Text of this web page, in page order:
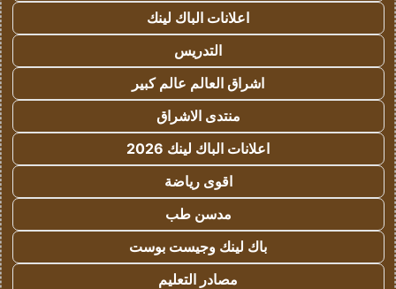
اعلانات الباك لينك
التدريس
اشراق العالم عالم كبير
منتدى الاشراق
اعلانات الباك لينك 2026
اقوى رياضة
مدسن طب
باك لينك وجيست بوست
مصادر التعليم